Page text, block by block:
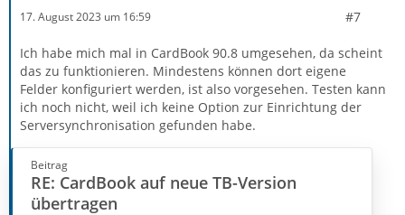
17. August 2023 um 16:59 #7
Ich habe mich mal in CardBook 90.8 umgesehen, da scheint
das zu funktionieren. Mindestens können dort eigene
Felder konfiguriert werden, ist also vorgesehen. Testen kann
ich noch nicht, weil ich keine Option zur Einrichtung der
Serversynchronisation gefunden habe.
Beitrag
RE: CardBook auf neue TB-Version
übertragen